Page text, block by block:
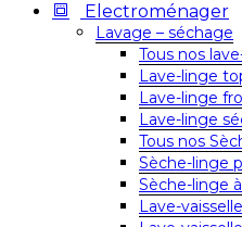
Electroménager
Lavage – séchage
Tous nos
Lave-linge
Lave-linge
Lave-linge
Tous nos
Sèche-linge
Sèche-linge
Lave-